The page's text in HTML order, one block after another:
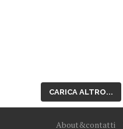
CARICA ALTRO...
About&contatti